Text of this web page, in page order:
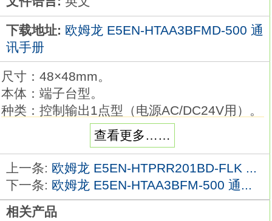
下载地址: 欧姆龙 E5EN-HTAA3BFMD-500 通
讯手册
尺寸：48×48mm。
本体：端子台型。
种类：控制输出1点型（电源AC/DC24V用）。
外壳颜色：黑色。
控制输出：电流输出。
控制模式：标准或加热冷却。
辅助输出点数：2点欧姆龙E5EN-
HTAA3BFMD-500手册。
加热器用断线、SSR故障检测功能：--。
查看更多……
上一条: 欧姆龙 E5EN-HTPRR201BD-FLK ...
下一条: 欧姆龙 E5EN-HTAA3BFM-500 通...
相关产品